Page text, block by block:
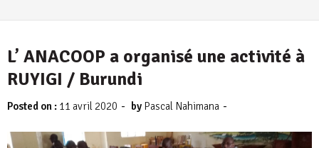
L’ ANACOOP a organisé une activité à
RUYIGI / Burundi
Posted on : 11 avril 2020 - by Pascal Nahimana -